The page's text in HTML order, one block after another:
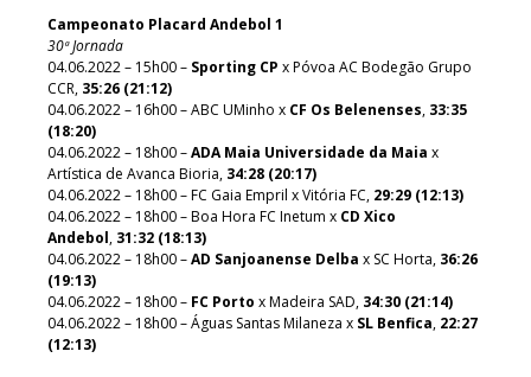
Campeonato Placard Andebol 1
30ª Jornada
04.06.2022 – 15h00 – Sporting CP x Póvoa AC Bodegão Grupo
CCR, 35:26 (21:12)
04.06.2022 – 16h00 – ABC UMinho x CF Os Belenenses, 33:35
(18:20)
04.06.2022 – 18h00 –ADA Maia Universidade da Maia x
Artística de Avanca Bioria, 34:28 (20:17)
04.06.2022 – 18h00 – FC Gaia Empril x Vitória FC, 29:29 (12:13)
04.06.2022 – 18h00 – Boa Hora FC Inetum x CD Xico
Andebol, 31:32 (18:13)
04.06.2022 – 18h00 –AD Sanjoanense Delba x SC Horta, 36:26
(19:13)
04.06.2022 – 18h00 – FC Porto x Madeira SAD, 34:30 (21:14)
04.06.2022 – 18h00 – Águas Santas Milaneza x SL Benfica, 22:27
(12:13)